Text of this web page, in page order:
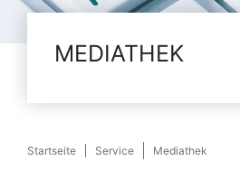
MEDIATHEK
Startseite Service Mediathek